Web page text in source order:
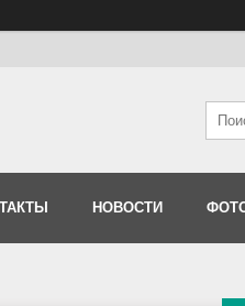
НОВОСТИ